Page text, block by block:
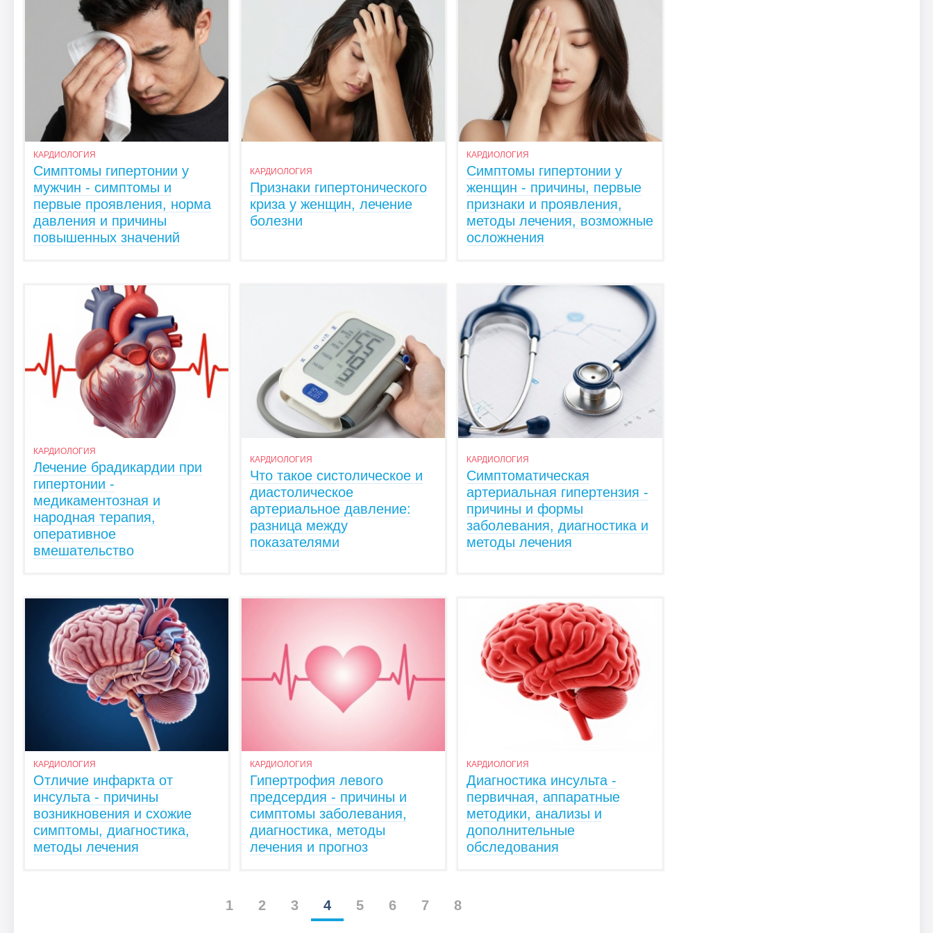
КАРДИОЛОГИЯ
Симптомы гипертонии у
мужчин - симптомы и
первые проявления, норма
давления и причины
повышенных значений
КАРДИОЛОГИЯ
Признаки гипертонического
криза у женщин, лечение
болезни
КАРДИОЛОГИЯ
Симптомы гипертонии у
женщин - причины, первые
признаки и проявления,
методы лечения, возможные
осложнения
КАРДИОЛОГИЯ
Лечение брадикардии при
гипертонии -
медикаментозная и
народная терапия,
оперативное
вмешательство
КАРДИОЛОГИЯ
Что такое систолическое и
диастолическое
артериальное давление:
разница между
показателями
КАРДИОЛОГИЯ
Симптоматическая
артериальная гипертензия -
причины и формы
заболевания, диагностика и
методы лечения
КАРДИОЛОГИЯ
Отличие инфаркта от
инсульта - причины
возникновения и схожие
симптомы, диагностика,
методы лечения
КАРДИОЛОГИЯ
Гипертрофия левого
предсердия - причины и
симптомы заболевания,
диагностика, методы
лечения и прогноз
КАРДИОЛОГИЯ
Диагностика инсульта -
первичная, аппаратные
методики, анализы и
дополнительные
обследования
1 2 3 4 5 6 7 8